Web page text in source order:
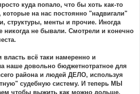
куда попало, что бы хоть как-то
на нас постоянно "надвигали"
структуры, менты и прочие. Иногда
никогда не бывали. Смотрели и конечно
всё таки намеренно и
наше довольно бюджетнотратное для
района и людей ДЕЛО, используя
судебную систему. И теперь МЫ
чтобы выжить как можно дольше,